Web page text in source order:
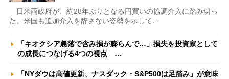
日米両政府が、約28年ぶりとなる円買いの協調介入に踏み切っ
た。米国も追加介入を辞さない姿勢を示して…
「キオクシア急落で含み損が膨らんで…」損失を投資家として
の成長につなげる4つの視点 …
「NYダウは高値更新、ナスダック・S&P500は足踏み」が意味